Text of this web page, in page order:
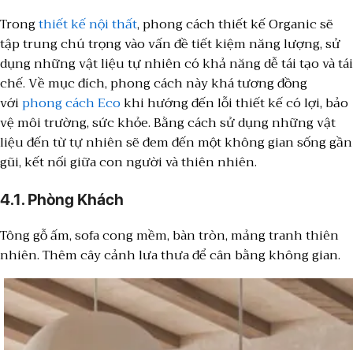
Trongthiết kế nội thất, phong cách thiết kế Organic sẽ
tập trung chú trọng vào vấn đề tiết kiệm năng lượng, sử
dụng những vật liệu tự nhiên có khả năng dễ tái tạo và tái
chế. Về mục đích, phong cách này khá tương đồng
với phong cách Ecokhi hướng đến lỗi thiết kế có lợi, bảo
vệ môi trường, sức khỏe. Bằng cách sử dụng những vật
liệu đến từ tự nhiên sẽ đem đến một không gian sống gần
gũi, kết nối giữa con người và thiên nhiên.
4.1. Phòng Khách
Tông gỗ ấm, sofa cong mềm, bàn tròn, mảng tranh thiên
nhiên. Thêm cây cảnh lưa thưa để cân bằng không gian.